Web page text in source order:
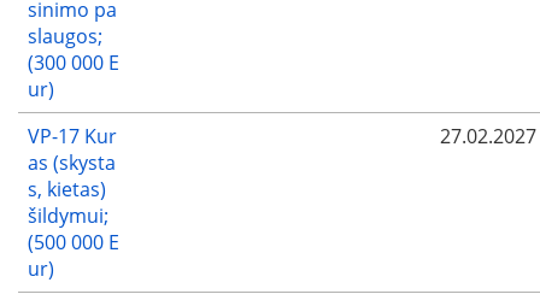
sinimo pa
slaugos;
(300 000 E
ur)
VP-17 Kur
as (skysta
s, kietas)
šildymui;
(500 000 E
ur)
27.02.2027